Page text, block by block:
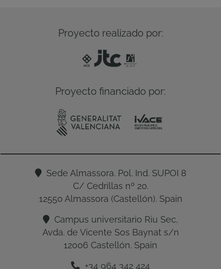
Proyecto realizado por:
Proyecto financiado por:
Sede Almassora. Pol. Ind. SUPOI 8
C/ Cedrillas nº 20.
12550 Almassora (Castellón). Spain
Campus universitario Riu Sec,
Avda. de Vicente Sos Baynat s/n
12006 Castellón. Spain
+34 964 342 424